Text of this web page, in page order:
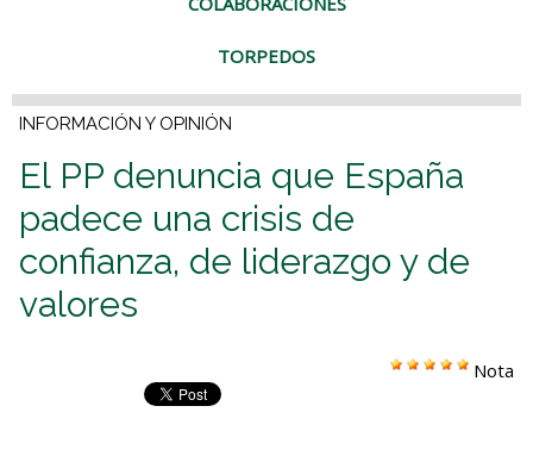
TORPEDOS
INFORMACIÓN Y OPINIÓN
El PP denuncia que España
padece una crisis de
confianza, de liderazgo y de
valores
Nota